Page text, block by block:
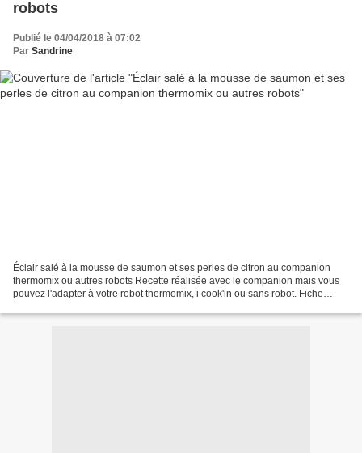
robots
Publié le 04/04/2018 à 07:02
Par Sandrine
Éclair salé à la mousse de saumon et ses perles de citron au companion
thermomix ou autres robots Recette réalisée avec le companion mais vous
pouvez l'adapter à votre robot thermomix, i cook'in ou sans robot. Fiche